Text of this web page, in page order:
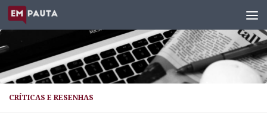
Skip to content
CRÍTICAS E RESENHAS